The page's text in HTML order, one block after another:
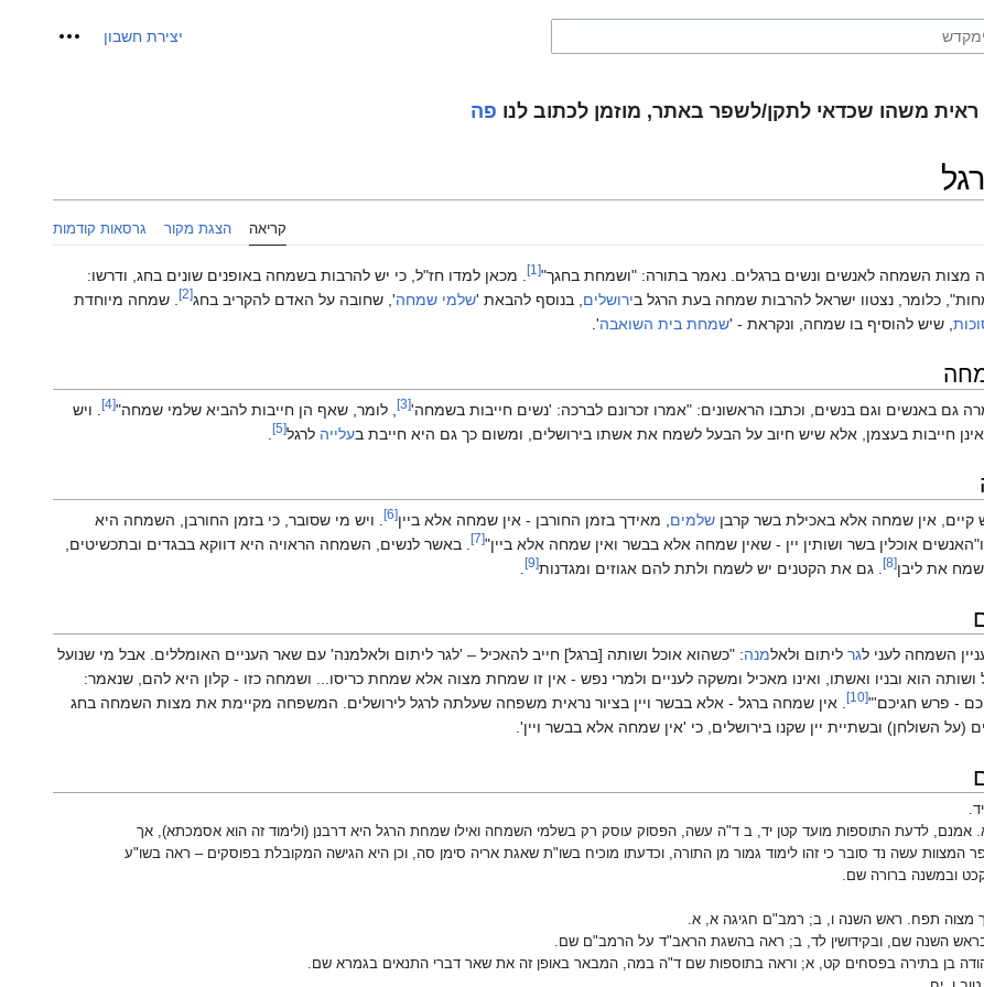
יצירת חשבון כלים
משהו שכדאי לתקן/לשפר באתר, מוזמן לכתוב לנו פה
קריאה הצגת מקור גרסאות קודמות
מצות השמחה לאנשים ונשים ברגלים. נאמר בתורה: "ושמחת בחגך"[1]
. מכאן למדו חז"ל, כי יש להרבות בשמחה באופנים שונים בחג, ודרשו:
כלומר, נצטוו ישראל להרבות שמחה בעת הרגל בירושלים , בנוסף להבאת 'שלמי שמחה', שחובה על האדם להקריב בחג[2]
. שמחה מיוחדת
, שיש להוסיף בו שמחה, ונקראת - 'שמחת בית השואבה'.
גם באנשים וגם בנשים, וכתבו הראשונים: "אמרו זכרונם לברכה: 'נשים חייבות בשמחה'[3] , לומר, שאף הן חייבות להביא שלמי שמחה"[4]
. ויש
חייבות בעצמן, אלא שיש חיוב על הבעל לשמח את אשתו בירושלים, ומשום כך גם היא חייבת בעלייה לרגל[5]
אין שמחה אלא באכילת בשר קרבן שלמים , מאידך בזמן החורבן - אין שמחה אלא ביין[6]
. ויש מי שסובר, כי בזמן החורבן, השמחה היא
אוכלין בשר ושותין יין - שאין שמחה אלא בבשר ואין שמחה אלא ביין"[7]
. באשר לנשים, השמחה הראויה היא דווקא בבגדים ובתכשיטים,
את ליבן[8] . גם את הקטנים יש לשמח ולתת להם אגוזים ומגדנות[9]
השמחה לעני לגר ליתום ולאלמנה: "כשהוא אוכל ושותה [ברגל] חייב להאכיל – 'לגר ליתום ולאלמנה' עם שאר העניים האומללים. אבל מי שנועל
ושותה הוא ובניו ואשתו, ואינו מאכיל ומשקה לעניים ולמרי נפש - אין זו שמחת מצוה אלא שמחת כריסו... ושמחה כזו - קלון היא להם, שנאמר:
- פרש חגיכם'"[10]
. אין שמחה ברגל - אלא בבשר ויין בציור נראית משפחה שעלתה לרגל לירושלים. המשפחה מקיימת את מצות השמחה בחג
השולחן) ובשתיית יין שקנו בירושלים, כי 'אין שמחה אלא בבשר ויין'.
אמנם, לדעת התוספות מועד קטן יד, ב ד"ה עשה, הפסוק עוסק רק בשלמי השמחה ואילו שמחת הרגל היא דרבנן (ולימוד זה הוא אסמכתא), אך
המצוות עשה נד סובר כי זהו לימוד גמור מן התורה, וכדעתו מוכיח בשו"ת שאגת אריה סימן סה, וכן היא הגישה המקובלת בפוסקים – ראה בשו"ע
ובמשנה ברורה שם.
מצוה תפח. ראש השנה ו, ב; רמב"ם חגיגה א, א.
השנה שם, ובקידושין לד, ב; ראה בהשגת הראב"ד על הרמב"ם שם.
בן בתירה בפסחים קט, א; וראה בתוספות שם ד"ה במה, המבאר באופן זה את שאר דברי התנאים בגמרא שם.